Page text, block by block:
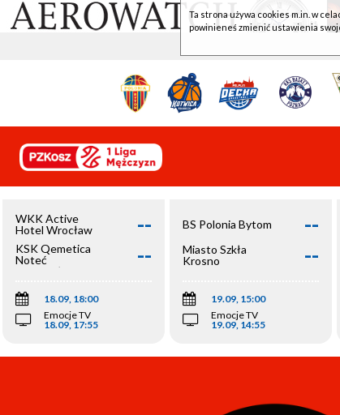
WKK Active
Hotel Wrocław
--
KSK Qemetica
Noteć
Inowrocław
--
18.09, 18:00
Emocje TV
18.09, 17:55
BS Polonia Bytom --
Miasto Szkła
Krosno
--
19.09, 15:00
Emocje TV
19.09, 14:55
Ta strona używa cookies m.in. w
powinieneś zmienić ustawienia